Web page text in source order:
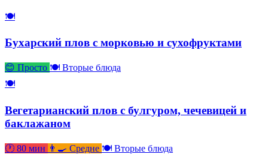
🍽
Бухарский плов с морковью и сухофруктами
😊 Просто 🍽 Вторые блюда
🍽
Вегетарианский плов с булгуром, чечевицей и
баклажаном
🕐 80 мин 👨‍🍳 Средне 🍽 Вторые блюда